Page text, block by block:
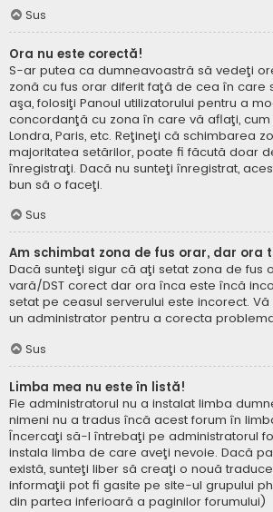
Sus
Ora nu este corectă!
S-ar putea ca dumneavoastră să vedeţi
zonă cu fus orar diferit faţă de cea în care
aşa, folosiţi Panoul utilizatorului pentru a
concordanţă cu zona în care vă aflaţi, cum
Londra, Paris, etc. Reţineţi că schimbarea
majoritatea setărilor, poate fi făcută doar
înregistraţi. Dacă nu sunteţi înregistrat,
bun să o faceţi.
Sus
Am schimbat zona de fus orar, dar ora
Dacă sunteţi sigur că aţi setat zona de fus
vară/DST corect dar ora înca este încă
setat pe ceasul serverului este incorect.
un administrator pentru a corecta
Sus
Limba mea nu este în listă!
Fie administratorul nu a instalat limba
nimeni nu a tradus încă acest forum în
Încercaţi să-l întrebaţi pe administratorul
instala limba de care aveţi nevoie. Dacă
există, sunteţi liber să creaţi o nouă
informaţii pot fi gasite pe site-ul grupului
din partea inferioară a paginilor forumului)